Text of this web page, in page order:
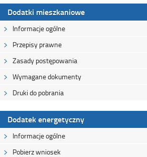
Dodatki mieszkaniowe
Informacje ogólne
Przepisy prawne
Zasady postępowania
Wymagane dokumenty
Druki do pobrania
Dodatek energetyczny
Informacje ogólne
Pobierz wniosek